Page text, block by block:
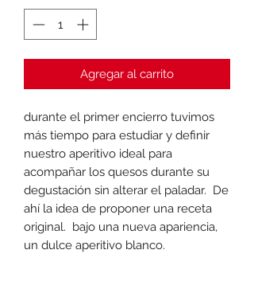
Agregar al carrito
durante el primer encierro tuvimos
más tiempo para estudiar y definir
nuestro aperitivo ideal para
acompañar los quesos durante su
degustación sin alterar el paladar. De
ahí la idea de proponer una receta
original. bajo una nueva apariencia,
un dulce aperitivo blanco.